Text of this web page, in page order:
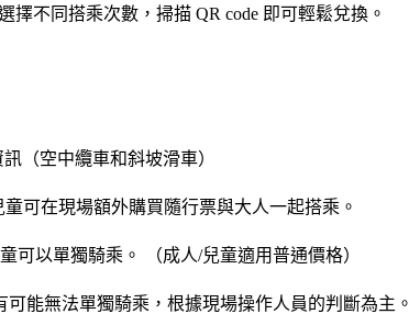
擇不同搭乘次數，掃描 QR code 即可輕鬆兌換。
（空中纜車和斜坡滑車）
可在現場額外購買隨行票與大人一起搭乘。
可以單獨騎乘。 （成人/兒童適用普通價格）
可能無法單獨騎乘，根據現場操作人員的判斷為主。